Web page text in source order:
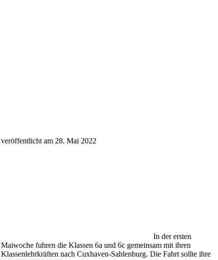
veröffentlicht am 28. Mai 2022
In der ersten
Maiwoche fuhren die Klassen 6a und 6c gemeinsam mit ihren
Klassenlehrkräften nach Cuxhaven-Sahlenburg. Die Fahrt sollte ihre